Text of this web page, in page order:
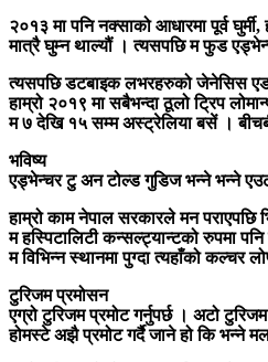
२०१३ मा पनि नक्साको आधारमा पूर्व
मात्रै घुम्न थाल्यौं । त्यसपछि म फुड
त्यसपछि डटबाइक लभरहरुको जेनेसिस
हाम्रो २०१९ मा सबैभन्दा ठूलो ट्रिप
म ७ देखि १५ सम्म अस्ट्रेलिया बसें ।
भविष्य
एड्भेन्चर टु अन टोल्ड गुडिज भन्ने भन्ने
हाम्रो काम नेपाल सरकारले मन
म हस्पिटालिटी कन्सल्ट्यान्टको रुपमा
म विभिन्न स्थानमा पुग्दा त्यहाँको
टुरिजम प्रमोसन
एग्रो टुरिजम प्रमोट गर्नुपर्छ । अटो
होमस्टे अझै प्रमोट गर्दै जाने हो कि भन्ने